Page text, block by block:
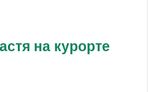
на курорте